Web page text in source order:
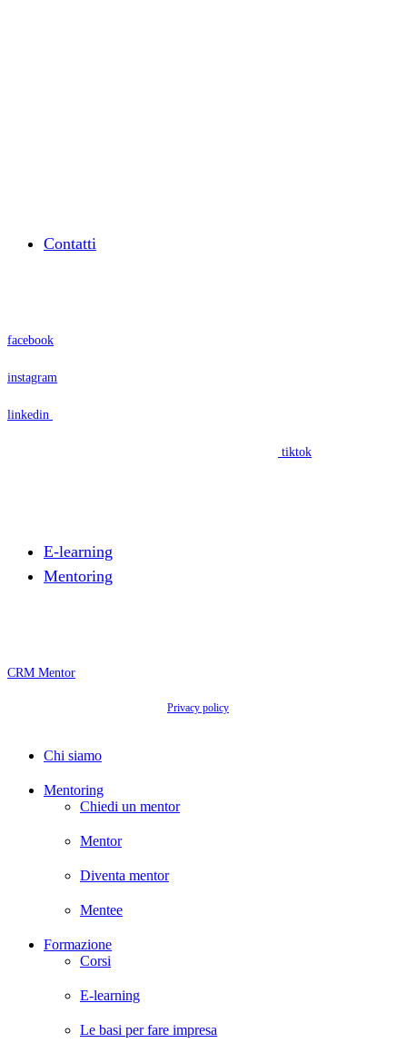
Contatti
facebook
instagram
linkedin
tiktok
E-learning
Mentoring
CRM Mentor
Privacy policy
Close
Chi siamo
Mentoring
Chiedi un mentor
Mentor
Diventa mentor
Mentee
Formazione
Corsi
E-learning
Le basi per fare impresa